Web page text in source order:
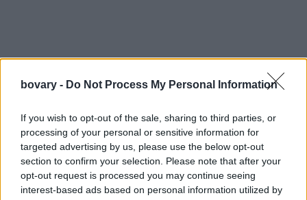
bovary - Do Not Process My Personal Information
If you wish to opt-out of the sale, sharing to third parties, or
processing of your personal or sensitive information for
targeted advertising by us, please use the below opt-out
section to confirm your selection. Please note that after your
opt-out request is processed you may continue seeing
interest-based ads based on personal information utilized by